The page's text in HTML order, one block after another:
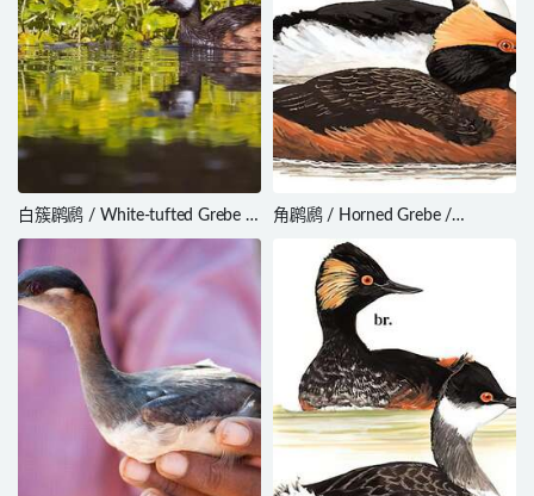
白簇䴙䴘 / White-tufted Grebe /
Rollandia rolland
角䴙䴘 / Horned Grebe /
Podiceps auritus